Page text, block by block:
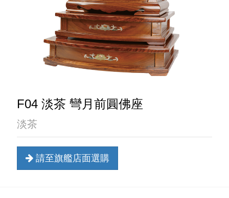
F04 淡茶 彎月前圓佛座
淡茶
請至旗艦店面選購